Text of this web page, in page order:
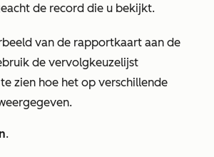
de record die u bekijkt.
van de rapportkaart aan de
de vervolgkeuzelijst
zien hoe het op verschillende
.